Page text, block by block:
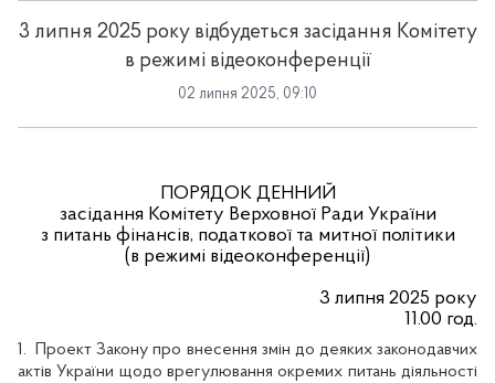
3 липня 2025 року відбудеться засідання Комітету
в режимі відеоконференції
02 липня 2025, 09:10
ПОРЯДОК ДЕННИЙ
засідання Комітету Верховної Ради України
з питань фінансів, податкової та митної політики
(в режимі відеоконференції)
3 липня 2025 року
11.00 год.
1.
Проект Закону про внесення змін до деяких законодавчих
актів України щодо врегулювання окремих питань діяльності